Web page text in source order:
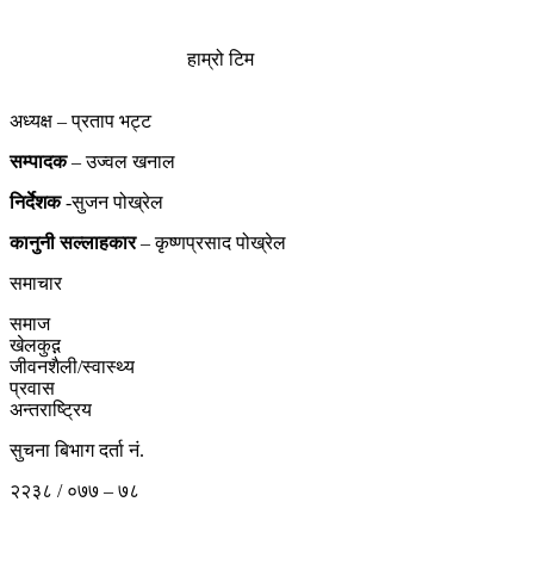
हाम्रो टिम
अध्यक्ष – प्रताप भट्ट
सम्पादक– उज्वल खनाल
निर्देशक-सुजन पोख्रेल
कानुनी सल्लाहकार– कृष्णप्रसाद पोख्रेल
समाचार
समाज
खेलकुद़़
जीवनशैली/स्वास्थ्य
प्रवास
अन्तराष्ट्रिय
सुचना बिभाग दर्ता नं.
२२३८ / ०७७ – ७८